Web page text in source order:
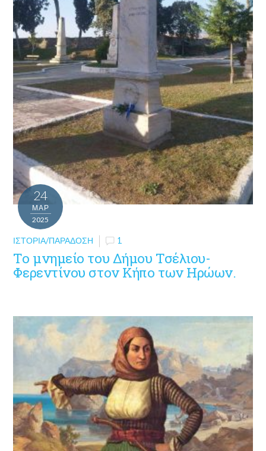
24
ΜΑΡ
2025
ΙΣΤΟΡΊΑ/ΠΑΡΆΔΟΣΗ 1
Το μνημείο του Δήμου Τσέλιου-
Φερεντίνου στον Κήπο των Ηρώων.